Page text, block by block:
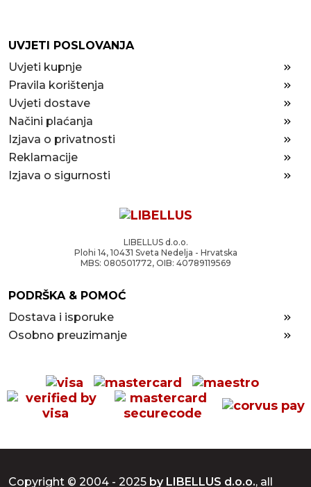
UVJETI POSLOVANJA
Uvjeti kupnje
Pravila korištenja
Uvjeti dostave
Načini plaćanja
Izjava o privatnosti
Reklamacije
Izjava o sigurnosti
LIBELLUS d.o.o.
Plohi 14, 10431 Sveta Nedelja - Hrvatska
MBS: 080501772, OIB: 40789119569
PODRŠKA & POMOĆ
Dostava i isporuke
Osobno preuzimanje
Copyright © 2004 - 2025 by LIBELLUS d.o.o., all